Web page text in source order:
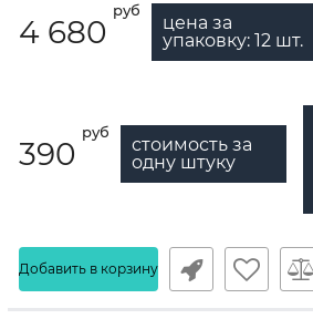
4 680
руб
цена за
упаковку: 12 шт.
390
руб
стоимость за
одну штуку
Добавить в корзину